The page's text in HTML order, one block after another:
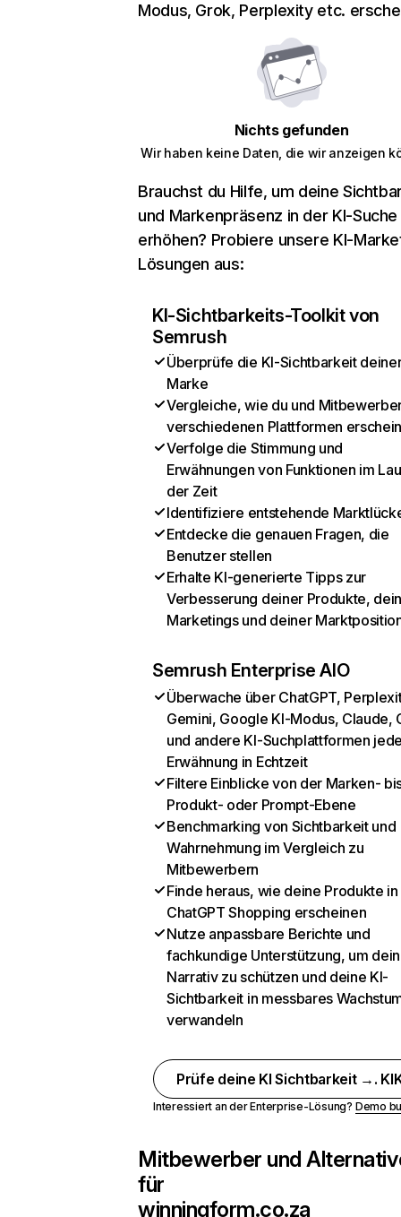
Modus, Grok, Perplexity etc.
Nichts gefunden
Wir haben keine Daten, die wir anzeigen
Brauchst du Hilfe, um deine
und Markenpräsenz in der KI-Suche
erhöhen? Probiere unsere KI-
Lösungen aus:
KI-Sichtbarkeits-Toolkit von
Semrush
Überprüfe die KI-Sichtbarkeit
Marke
Vergleiche, wie du und
verschiedenen Plattformen
Verfolge die Stimmung und
Erwähnungen von Funktionen im
der Zeit
Identifiziere entstehende
Entdecke die genauen Fragen, die
Benutzer stellen
Erhalte KI-generierte Tipps zur
Verbesserung deiner Produkte,
Marketings und deiner
Semrush Enterprise AIO
Überwache über ChatGPT,
Gemini, Google KI-Modus, Claude,
und andere KI-Suchplattformen
Erwähnung in Echtzeit
Filtere Einblicke von der Marken-
Produkt- oder Prompt-Ebene
Benchmarking von Sichtbarkeit und
Wahrnehmung im Vergleich zu
Mitbewerbern
Finde heraus, wie deine Produkte in
ChatGPT Shopping erscheinen
Nutze anpassbare Berichte und
fachkundige Unterstützung, um dein
Narrativ zu schützen und deine KI-
Sichtbarkeit in messbares
verwandeln
Prüfe deine KI Sichtbarkeit →.
Interessiert an der Enterprise-Lösung? Demo
Mitbewerber und
für
winningform.co.za